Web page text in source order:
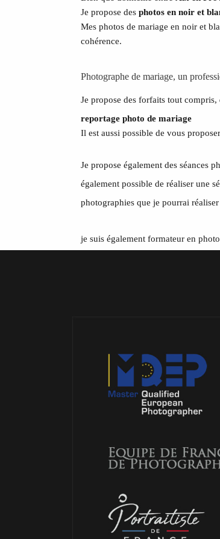
Je propose desphotos en noir et
Mes photos de mariage en noir et
cohérence.
Photographe de mariage, un
Je propose des forfaits tout
reportage photo de mariage
Il est aussi possible de vous
Je propose également des séances
également possible de réaliser une
photographies que je pourrai
je suis également formateur en